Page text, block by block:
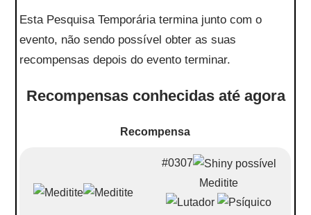
Esta Pesquisa Temporária termina junto com o
evento, não sendo possível obter as suas
recompensas depois do evento terminar.
Recompensas conhecidas até agora
Recompensa
#0307
Meditite